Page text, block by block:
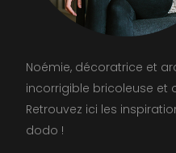
Noémie, décoratrice et
incorrigible bricoleuse et
Retrouvez ici les
dodo !